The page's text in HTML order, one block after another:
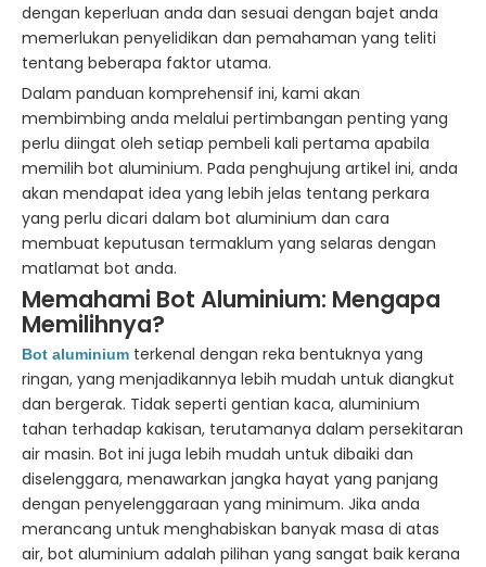
dengan keperluan anda dan sesuai dengan bajet anda
memerlukan penyelidikan dan pemahaman yang teliti
tentang beberapa faktor utama.
Dalam panduan komprehensif ini, kami akan
membimbing anda melalui pertimbangan penting yang
perlu diingat oleh setiap pembeli kali pertama apabila
memilih bot aluminium. Pada penghujung artikel ini, anda
akan mendapat idea yang lebih jelas tentang perkara
yang perlu dicari dalam bot aluminium dan cara
membuat keputusan termaklum yang selaras dengan
matlamat bot anda.
Memahami Bot Aluminium: Mengapa
Memilihnya?
Bot aluminium terkenal dengan reka bentuknya yang
ringan, yang menjadikannya lebih mudah untuk diangkut
dan bergerak. Tidak seperti gentian kaca, aluminium
tahan terhadap kakisan, terutamanya dalam persekitaran
air masin. Bot ini juga lebih mudah untuk dibaiki dan
diselenggara, menawarkan jangka hayat yang panjang
dengan penyelenggaraan yang minimum. Jika anda
merancang untuk menghabiskan banyak masa di atas
air, bot aluminium adalah pilihan yang sangat baik kerana